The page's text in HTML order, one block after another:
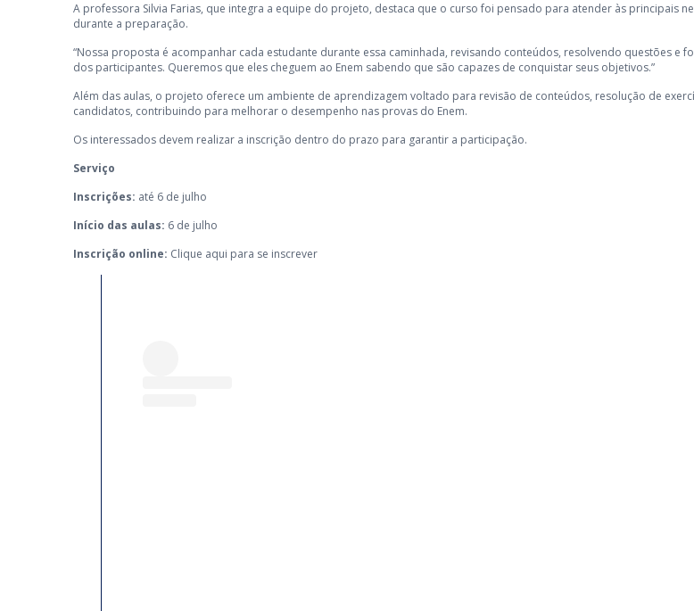
A professora Silvia Farias, que integra a equipe do projeto, destaca que o curso foi pensado para atender às principais
durante a preparação.
“Nossa proposta é acompanhar cada estudante durante essa caminhada, revisando conteúdos, resolvendo questões e
dos participantes. Queremos que eles cheguem ao Enem sabendo que são capazes de conquistar seus objetivos.”
Além das aulas, o projeto oferece um ambiente de aprendizagem voltado para revisão de conteúdos, resolução de
candidatos, contribuindo para melhorar o desempenho nas provas do Enem.
Os interessados devem realizar a inscrição dentro do prazo para garantir a participação.
Serviço
Inscrições: até 6 de julho
Início das aulas: 6 de julho
Inscrição online: Clique aqui para se inscrever